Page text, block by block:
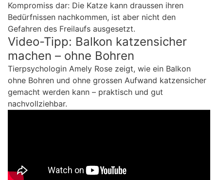
Kompromiss dar: Die Katze kann draussen ihren
Bedürfnissen nachkommen, ist aber nicht den
Gefahren des Freilaufs ausgesetzt.
Video-Tipp: Balkon katzensicher
machen – ohne Bohren
Tierpsychologin Amely Rose zeigt, wie ein Balkon
ohne Bohren und ohne grossen Aufwand katzensicher
gemacht werden kann – praktisch und gut
nachvollziehbar.